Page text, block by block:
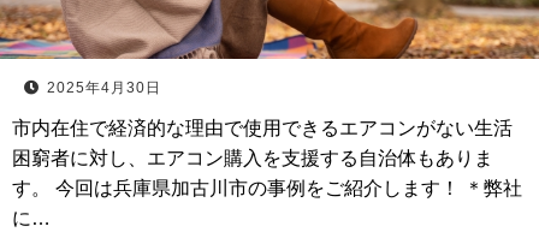
2025年4月30日
市内在住で経済的な理由で使用できるエアコンがない生活
困窮者に対し、エアコン購入を支援する自治体もありま
す。 今回は兵庫県加古川市の事例をご紹介します！ ＊弊社
に…